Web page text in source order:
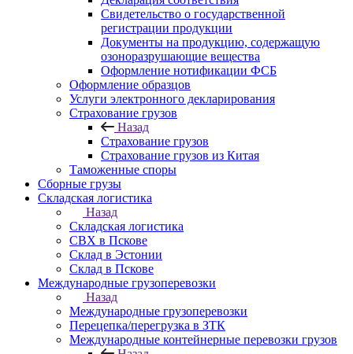
Свидетельство о государственной
регистрации продукции
Документы на продукцию, содержащую
озоноразрушающие вещества
Оформление нотификации ФСБ
Оформление образцов
Услуги электронного декларирования
Страхование грузов
Назад
Страхование грузов
Страхование грузов из Китая
Таможенные споры
Сборные грузы
Складская логистика
Назад
Складская логистика
СВХ в Пскове
Склад в Эстонии
Склад в Пскове
Международные грузоперевозки
Назад
Международные грузоперевозки
Перецепка/перегрузка в ЗТК
Международные контейнерные перевозки грузов